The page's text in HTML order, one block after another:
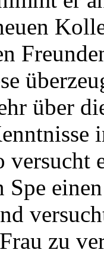
über
versucht
Spe
zu